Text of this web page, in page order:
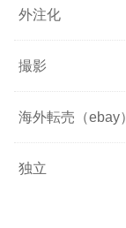
外注化
撮影
海外転売（ebay）
独立